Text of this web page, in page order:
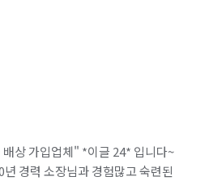
상 가입업체" *이글 24* 입니다~
경력 소장님과 경험많고 숙련된